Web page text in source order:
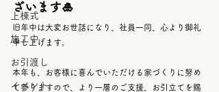
上棟式
施工中
お引渡し
イベント
ざいます🎍
旧年中は大変お世話になり、社員一同、心より御礼
申し上げます。
本年も、お客様に喜んでいただける家づくりに努め
て参りますので、より一層のご支援、お引立てを賜